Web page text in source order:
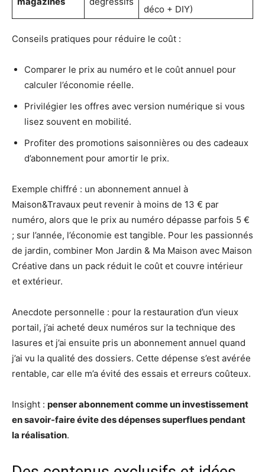
déco + DIY)
Conseils pratiques pour réduire le coût :
Comparer le prix au numéro et le coût annuel pour
calculer l’économie réelle.
Privilégier les offres avec version numérique si vous
lisez souvent en mobilité.
Profiter des promotions saisonnières ou des cadeaux
d’abonnement pour amortir le prix.
Exemple chiffré : un abonnement annuel à
Maison&Travaux peut revenir à moins de 13 € par
numéro, alors que le prix au numéro dépasse parfois 5 €
; sur l’année, l’économie est tangible. Pour les passionnés
de jardin, combiner Mon Jardin & Ma Maison avec Maison
Créative dans un pack réduit le coût et couvre intérieur
et extérieur.
Anecdote personnelle : pour la restauration d’un vieux
portail, j’ai acheté deux numéros sur la technique des
lasures et j’ai ensuite pris un abonnement annuel quand
j’ai vu la qualité des dossiers. Cette dépense s’est avérée
rentable, car elle m’a évité des essais et erreurs coûteux.
Insight : penser abonnement comme un investissement
en savoir-faire évite des dépenses superflues pendant
la réalisation.